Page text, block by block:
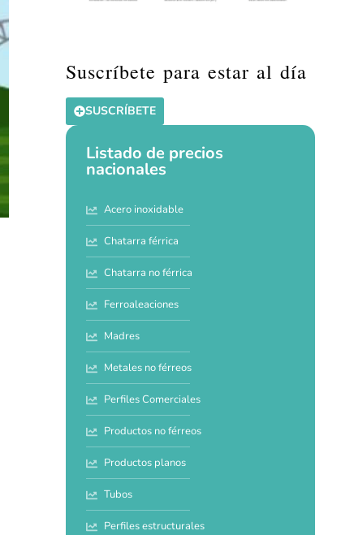
Suscríbete para estar al día
SUSCRÍBETE
Listado de precios
nacionales
Acero inoxidable
Chatarra férrica
Chatarra no férrica
Ferroaleaciones
Madres
Metales no férreos
Perfiles Comerciales
Productos no férreos
Productos planos
Tubos
Perfiles estructurales